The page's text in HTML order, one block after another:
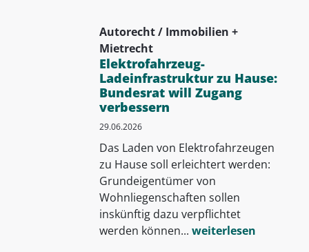
Autorecht / Immobilien +
Mietrecht
Elektrofahrzeug-
Ladeinfrastruktur zu Hause:
Bundesrat will Zugang
verbessern
29.06.2026
Das Laden von Elektrofahrzeugen
zu Hause soll erleichtert werden:
Grundeigentümer von
Wohnliegenschaften sollen
inskünftig dazu verpflichtet
werden können... weiterlesen